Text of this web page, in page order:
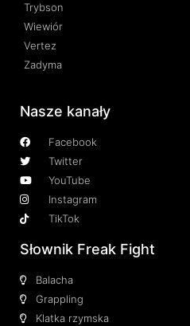
Trybson
Wiewiór
Vertez
Zadyma
Nasze kanały
Facebook
Twitter
YouTube
Instagram
TikTok
Słownik Freak Fight
Balacha
Grappling
Klatka rzymska